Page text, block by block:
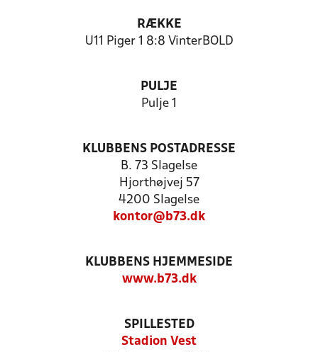
RÆKKE
U11 Piger 1 8:8 VinterBOLD
PULJE
Pulje 1
KLUBBENS POSTADRESSE
B. 73 Slagelse
Hjorthøjvej 57
4200 Slagelse
kontor@b73.dk
KLUBBENS HJEMMESIDE
www.b73.dk
SPILLESTED
Stadion Vest